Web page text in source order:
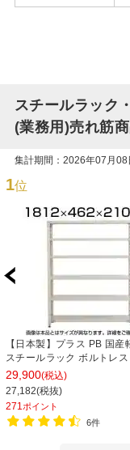
スチールラック
(業務用)売れ筋
集計期間：2026年07月08
1位
【日本製】プラス PB 国産
スチールラック ボルトレ
150kg/段 天地6段 幅1812×
高さ2100mm スチール棚 ス
ェルフ 収納棚 オープンラ
ック
29,900(税込)
27,182(税抜)
271ポイント
6件